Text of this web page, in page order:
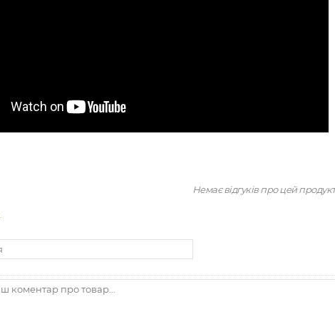
Немає відгуків про цей продукт